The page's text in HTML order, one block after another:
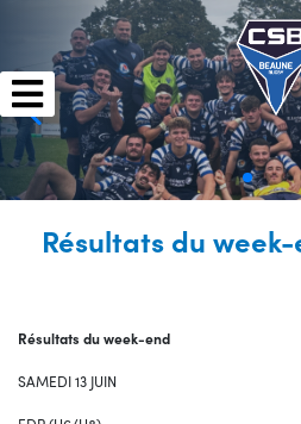
Résultats du week-
Résultats du week-end
SAMEDI 13 JUIN